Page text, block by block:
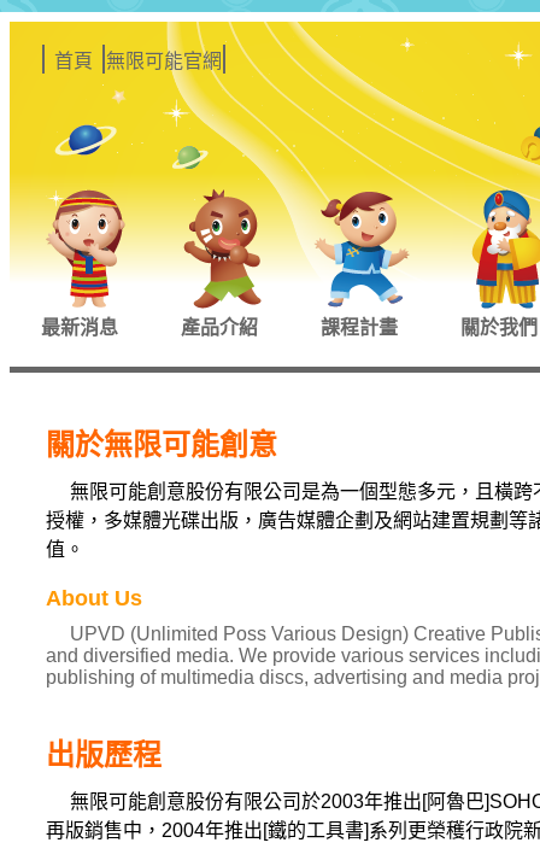
首頁 無限可能官網
最新消息 產品介紹 課程計畫 關於我們
關於無限可能創意
無限可能創意股份有限公司是為一個型態多元，且橫
授權，多媒體光碟出版，廣告媒體企劃及網站建置規劃
值。
About Us
UPVD (Unlimited Poss Various Design) Creative
and diversified media. We provide various services
publishing of multimedia discs, advertising and media
出版歷程
無限可能創意股份有限公司於2003年推出[阿魯巴
再版銷售中，2004年推出[鐵的工具書]系列更榮穫行政院